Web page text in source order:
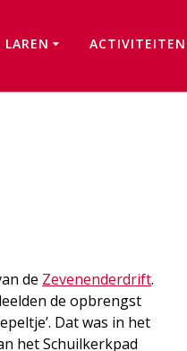
LAREN ACTIVITEITEN
de Zevenenderdrift.
de opbrengst
Dat was in het
het Schuilkerkpad